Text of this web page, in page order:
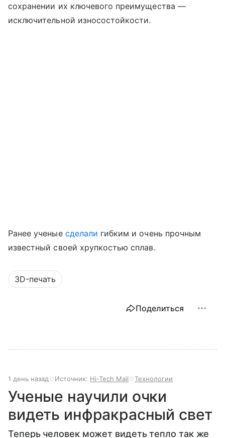
сохранении их ключевого преимущества —
исключительной износостойкости.
Ранее ученые сделали гибким и очень прочным
известный своей хрупкостью сплав.
3D-печать
Поделиться
1 день назад Источник: Hi-Tech Mail Технологии
Ученые научили очки
видеть инфракрасный свет
Теперь человек может видеть тепло так же